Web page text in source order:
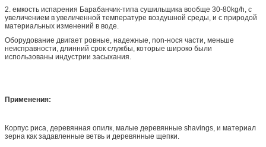
2. емкость испарения Барабанчик-типа сушильщика вообще 30-80kg/h, с
увеличением в увеличенной температуре воздушной среды, и с природой
материальных изменений в воде.
Оборудование двигает ровные, надежные, non-нося части, меньше
неисправности, длинний срок службы, которые широко были
использованы индустрии засыхания.
Применения:
Корпус риса, деревянная опилк, малые деревянные shavings, и материал
зерна как задавленные ветвь и деревянные щепки.